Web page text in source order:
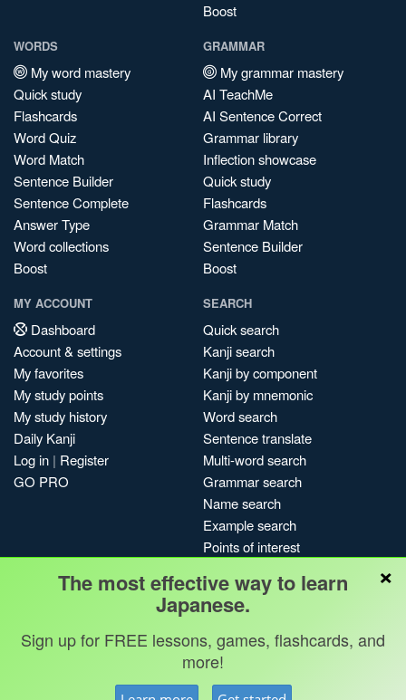
Boost
WORDS
My word mastery
Quick study
Flashcards
Word Quiz
Word Match
Sentence Builder
Sentence Complete
Answer Type
Word collections
Boost
GRAMMAR
My grammar mastery
AI TeachMe
AI Sentence Correct
Grammar library
Inflection showcase
Quick study
Flashcards
Grammar Match
Sentence Builder
Boost
MY ACCOUNT
Dashboard
Account & settings
My favorites
My study points
My study history
Daily Kanji
Log in | Register
GO PRO
SEARCH
Quick search
Kanji search
Kanji by component
Kanji by mnemonic
Word search
Sentence translate
Multi-word search
Grammar search
Name search
Example search
Points of interest
My search history
Search index
Blog
Jobs & opportunities Privacy Credits
Copyright ©
×
The most effective way to learn
Japanese.
Sign up for FREE lessons, games, flashcards, and
more!